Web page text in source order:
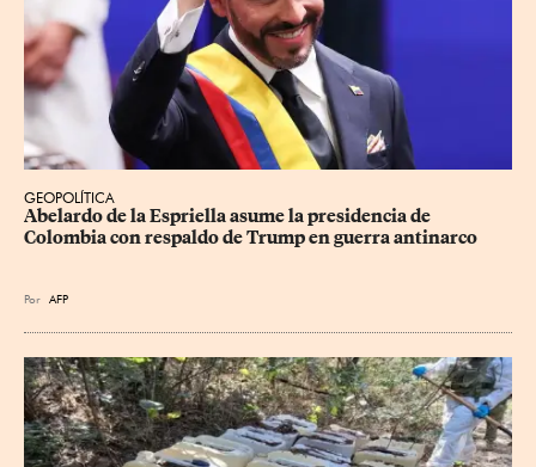
GEOPOLÍTICA
Abelardo de la Espriella asume la presidencia de
Colombia con respaldo de Trump en guerra antinarco
Por AFP